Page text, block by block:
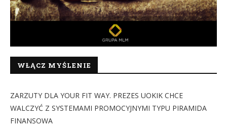
WŁĄCZ MYŚLENIE
ZARZUTY DLA YOUR FIT WAY. PREZES UOKIK CHCE
WALCZYĆ Z SYSTEMAMI PROMOCYJNYMI TYPU PIRAMIDA
FINANSOWA